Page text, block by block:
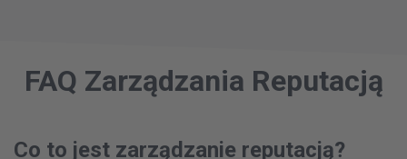
FAQ Zarządzania Reputacją
Co to jest zarządzanie reputacją?